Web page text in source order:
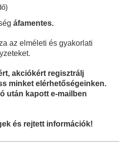
áfamentes.
az elméleti és gyakorlati
akciókért regisztrálj
minket elérhetőségeinken.
után kapott e-mailben
és rejtett információk!